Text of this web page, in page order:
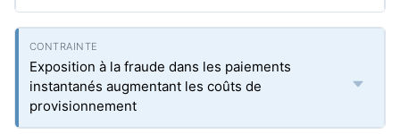
Exposition à la fraude dans les paiements
instantanés augmentant les coûts de
provisionnement